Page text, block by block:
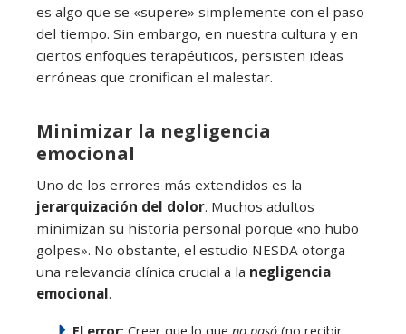
es algo que se «supere» simplemente con el paso
del tiempo. Sin embargo, en nuestra cultura y en
ciertos enfoques terapéuticos, persisten ideas
erróneas que cronifican el malestar.
Minimizar la negligencia
emocional
Uno de los errores más extendidos es la
jerarquización del dolor. Muchos adultos
minimizan su historia personal porque «no hubo
golpes». No obstante, el estudio NESDA otorga
una relevancia clínica crucial a la negligencia
emocional.